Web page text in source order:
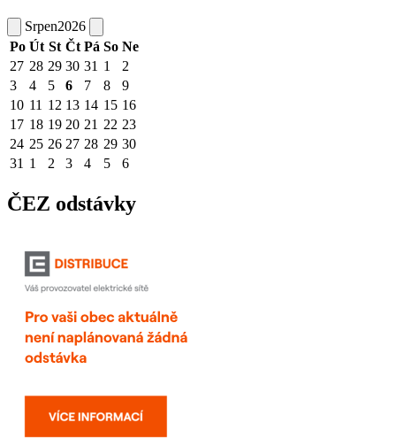
Srpen2026
Po Út St Čt Pá So Ne
27 28 29 30 31 1
2
3
4 5 6 7 8
9
10 11 12 13 14 15 16
17 18 19 20 21 22 23
24 25 26 27 28 29 30
31 1 2 3 4 5 6
ČEZ odstávky